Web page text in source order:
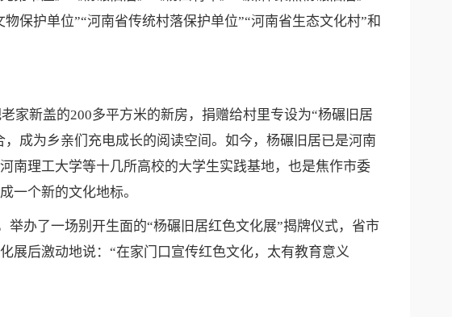
保护单位”“河南省传统村落保护单位”“河南省生态文化村”和
新盖的200多平方米的新房，捐赠给村里专设为“杨碾旧居
成为乡亲们充电成长的阅读空间。如今，杨碾旧居已是河南
南理工大学等十几所高校的大学生实践基地，也是焦作市委
一个新的文化地标。
办了一场别开生面的“杨碾旧居红色文化展”揭牌仪式，省市
展后激动地说：“在家门口宣传红色文化，太有教育意义